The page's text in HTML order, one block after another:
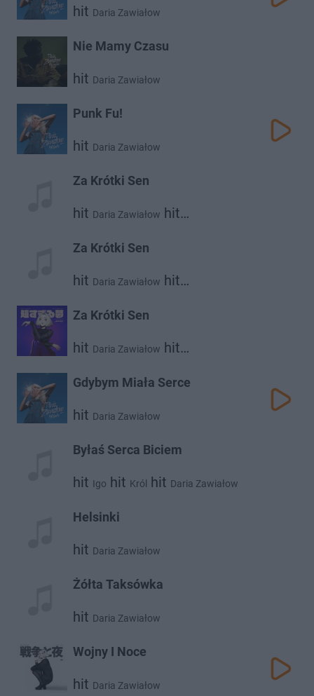
hit Daria Zawiałow
Nie Mamy Czasu
hit Daria Zawiałow
Punk Fu!
hit Daria Zawiałow
Za Krótki Sen
hit Daria Zawiałow hit
Za Krótki Sen
hit Daria Zawiałow hit
Za Krótki Sen
hit Daria Zawiałow hit
Gdybym Miała Serce
hit Daria Zawiałow
Byłaś Serca Biciem
hit Igo hit Król hit Daria Zawiałow
Helsinki
hit Daria Zawiałow
Żółta Taksówka
hit Daria Zawiałow
Wojny I Noce
hit Daria Zawiałow